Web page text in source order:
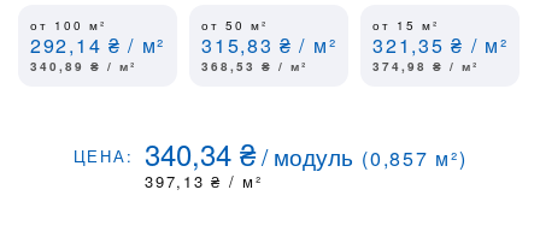
от 100 м²
292,14 ₴ / м²
340,89 ₴ / м²
от 50м²
315,83₴ / м²
368,53₴ / м²
от 15м²
321,35₴ / м²
374,98₴ / м²
ЦЕНА: 340,34₴/модуль (0,857 м²)
397,13₴ / м²